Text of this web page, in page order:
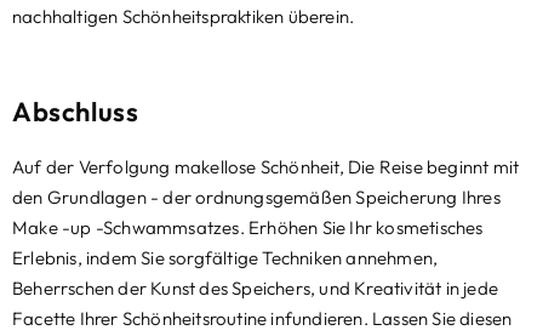
nachhaltigen Schönheitspraktiken überein.
Abschluss
Auf der Verfolgung makellose Schönheit, Die Reise beginnt mit
den Grundlagen - der ordnungsgemäßen Speicherung Ihres
Make -up -Schwammsatzes. Erhöhen Sie Ihr kosmetisches
Erlebnis, indem Sie sorgfältige Techniken annehmen,
Beherrschen der Kunst des Speichers, und Kreativität in jede
Facette Ihrer Schönheitsroutine infundieren. Lassen Sie diesen